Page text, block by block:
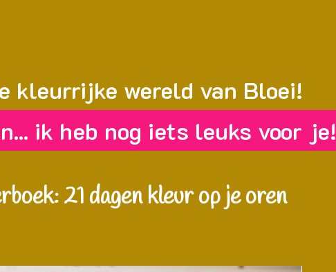
kleurrijke wereld van Bloei!
ik heb nog iets leuks voor je!
21 dagen kleur op je oren